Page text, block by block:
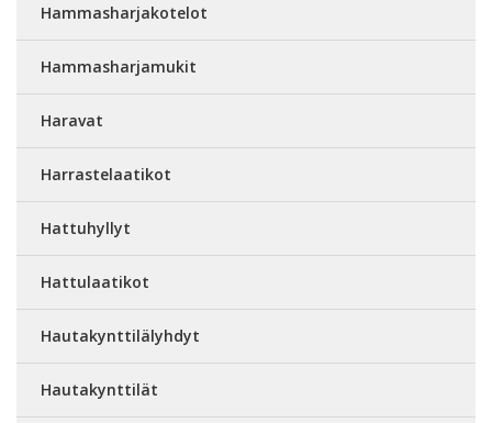
Hammasharjakotelot
Hammasharjamukit
Haravat
Harrastelaatikot
Hattuhyllyt
Hattulaatikot
Hautakynttilälyhdyt
Hautakynttilät